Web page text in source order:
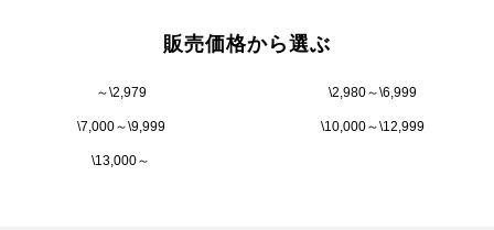
販売価格から選ぶ
～\2,979 \2,980～\6,999
\7,000～\9,999 \10,000～\12,999
\13,000～